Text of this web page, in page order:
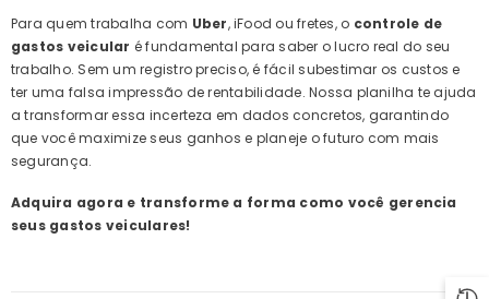
Para quem trabalha com Uber, iFood ou fretes, o controle de
gastos veicular é fundamental para saber o lucro real do seu
trabalho. Sem um registro preciso, é fácil subestimar os custos e
ter uma falsa impressão de rentabilidade. Nossa planilha te ajuda
a transformar essa incerteza em dados concretos, garantindo
que você maximize seus ganhos e planeje o futuro com mais
segurança.
Adquira agora e transforme a forma como você gerencia
seus gastos veiculares!